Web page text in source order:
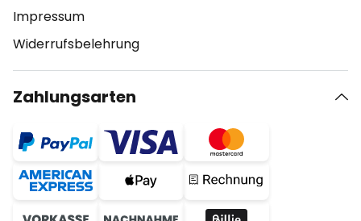
Impressum
Widerrufsbelehrung
Zahlungsarten